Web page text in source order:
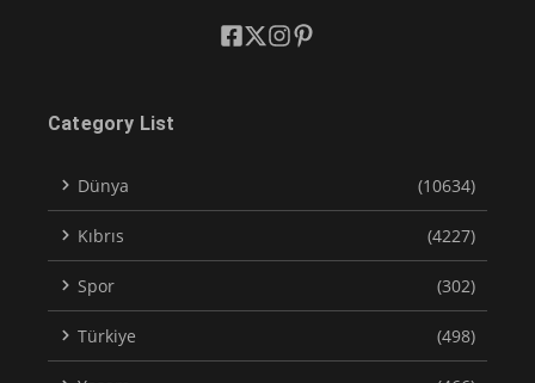
Category List
Dünya (10634)
Kıbrıs (4227)
Spor (302)
Türkiye (498)